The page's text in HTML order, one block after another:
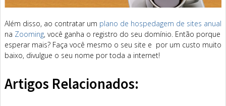
Além disso, ao contratar um plano de hospedagem de sites anual
na Zooming, você ganha o registro do seu domínio. Então porque
esperar mais? Faça você mesmo o seu site e por um custo muito
baixo, divulgue o seu nome por toda a internet!
Artigos Relacionados: